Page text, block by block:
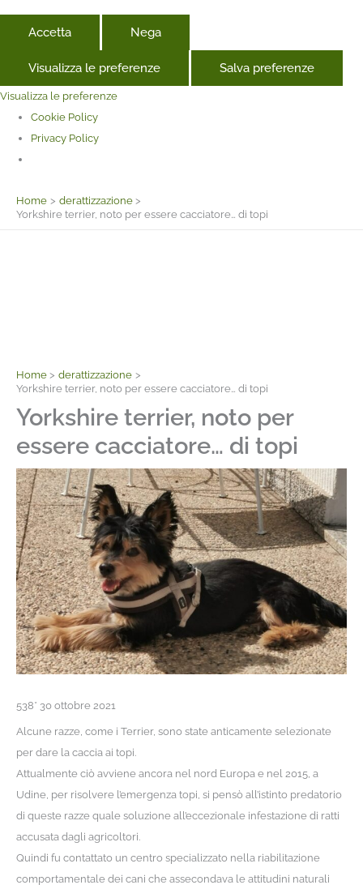
Accetta Nega
Visualizza le preferenze Salva preferenze
Visualizza le preferenze
Cookie Policy
Privacy Policy
Home
derattizzazione
Yorkshire terrier, noto per essere cacciatore… di topi
Home
derattizzazione
Yorkshire terrier, noto per essere cacciatore… di topi
Yorkshire terrier, noto per
essere cacciatore… di topi
538* 30 ottobre 2021
Alcune razze, come i Terrier, sono state anticamente selezionate
per dare la caccia ai topi.
Attualmente ciò avvieneancora nel nord Europa e nel 2015, a
Udine, per risolverel’emergenza topi, si pensò all’istinto predatorio
di queste razze quale soluzione all’eccezionale infestazione di ratti
accusata dagli agricoltori.
Quindi fu contattato un centro specializzato nella riabilitazione
comportamentale dei cani che assecondava le attitudini naturali